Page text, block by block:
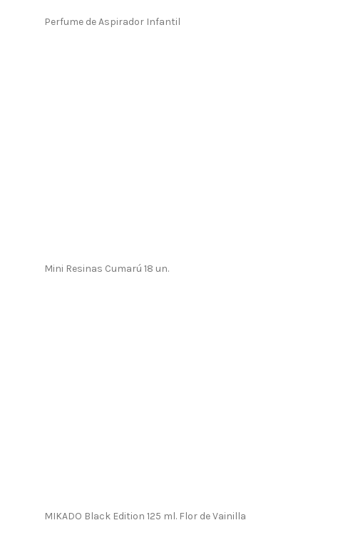
Perfume de Aspirador Infantil
Mini Resinas Cumarú 18 un.
MIKADO Black Edition 125 ml. Flor de Vainilla